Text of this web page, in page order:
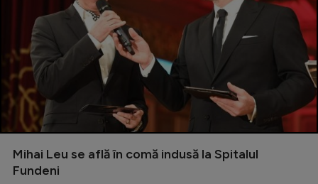
Mihai Leu se află în comă indusă la Spitalul
Fundeni